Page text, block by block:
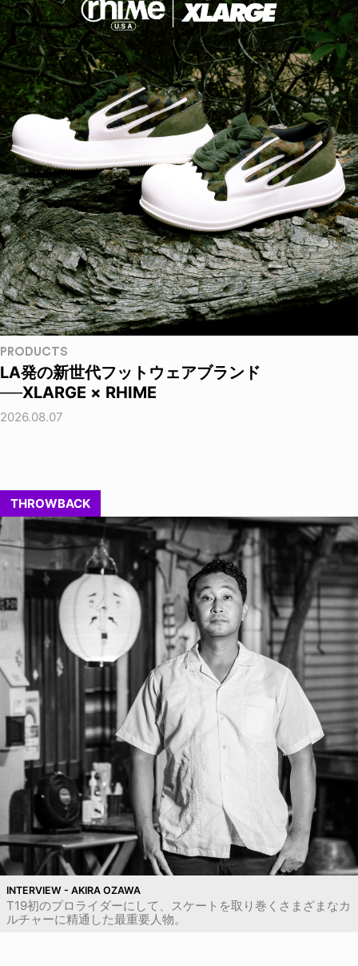
PRODUCTS
LA発の新世代フットウェアブランド
──XLARGE × RHIME
2026.08.07
THROWBACK
INTERVIEW - AKIRA OZAWA
T19初のプロライダーにして、スケートを取り巻くさまざまなカ
ルチャーに精通した最重要人物。